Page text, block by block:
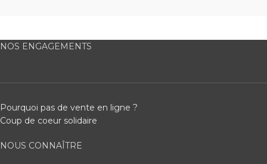
NOS ENGAGEMENTS
Pourquoi pas de vente en ligne ?
Coup de coeur solidaire
NOUS CONNAÎTRE